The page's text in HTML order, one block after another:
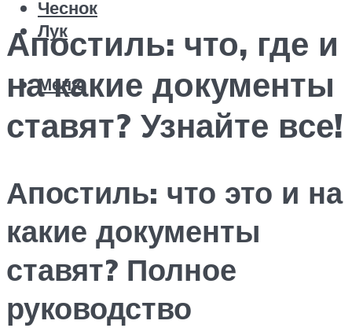
Чеснок
Лук
Меню
Апостиль: что, где и
на какие документы
ставят? Узнайте все!
Апостиль: что это и на
какие документы
ставят? Полное
руководство